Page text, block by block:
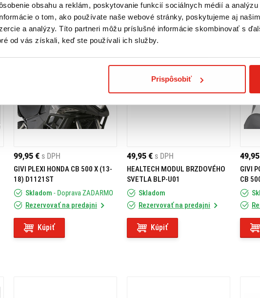
obsahu a reklám, poskytovanie funkcií sociálnych médií a
o tom, ako používate naše webové stránky, poskytujeme aj
a analýzy. Títo partneri môžu príslušné informácie skombinovať s
od vás získali, keď ste používali ich služby.
Prispôsobiť
99,95 € s DPH
GIVI PLEXI HONDA CB 500 X (13-
18) D1121ST
Skladom - Doprava ZADARMO
Rezervovať na predajni
Kúpiť
49,95 € s DPH
HEALTECH MODUL BRZDOVÉHO
SVETLA BLP-U01
Skladom
Rezervovať na predajni
Kúpiť
GIVI
CB
BF44